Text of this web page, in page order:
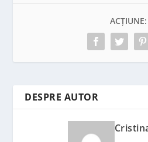
ACȚIUNE:
DESPRE AUTOR